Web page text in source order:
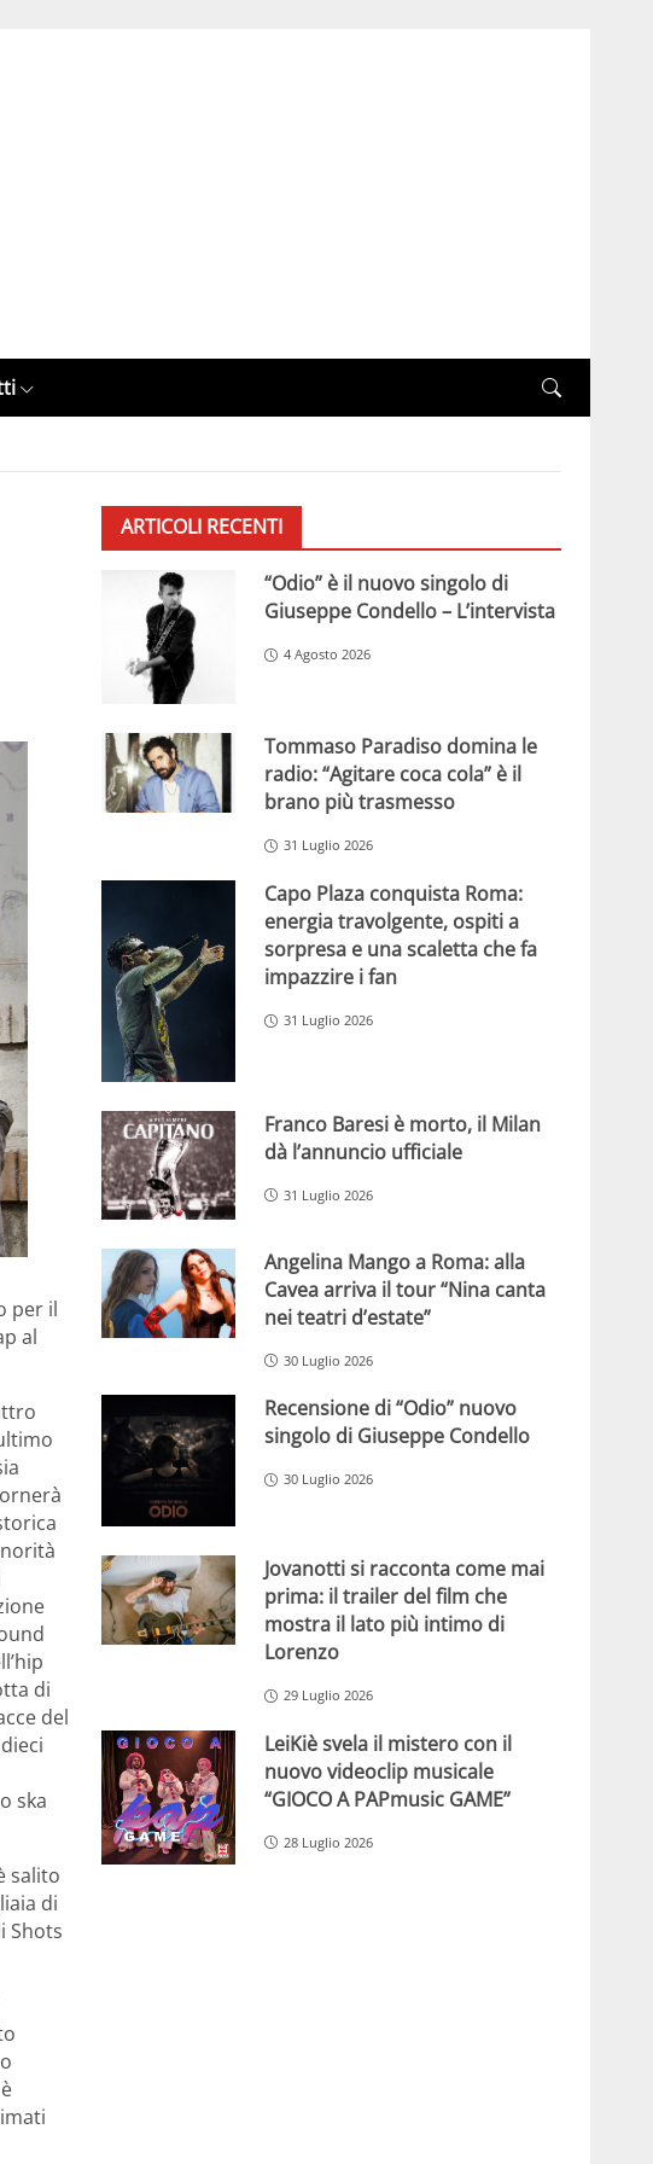
per il
al
di
del
ska
salito
di
Shots
ARTICOLI RECENTI
“Odio” è il nuovo singolo di
Giuseppe Condello – L’intervista
4 Agosto 2026
Tommaso Paradiso domina le
radio: “Agitare coca cola” è il
brano più trasmesso
31 Luglio 2026
Capo Plaza conquista Roma:
energia travolgente, ospiti a
sorpresa e una scaletta che fa
impazzire i fan
31 Luglio 2026
Franco Baresi è morto, il Milan
dà l’annuncio ufficiale
31 Luglio 2026
Angelina Mango a Roma: alla
Cavea arriva il tour “Nina canta
nei teatri d’estate”
30 Luglio 2026
Recensione di “Odio” nuovo
singolo di Giuseppe Condello
30 Luglio 2026
Jovanotti si racconta come mai
prima: il trailer del film che
mostra il lato più intimo di
Lorenzo
29 Luglio 2026
LeiKiè svela il mistero con il
nuovo videoclip musicale
“GIOCO A PAPmusic GAME”
28 Luglio 2026